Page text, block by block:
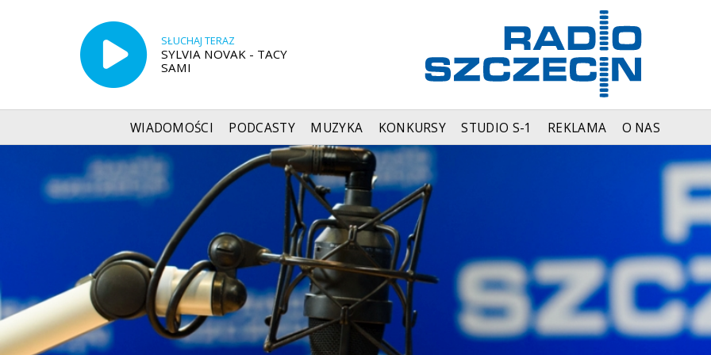
SŁUCHAJ TERAZ
SYLVIA NOVAK - TACY
SAMI
WIADOMOŚCI PODCASTY MUZYKA KONKURSY STUDIO S-1 REKLAMA O NAS